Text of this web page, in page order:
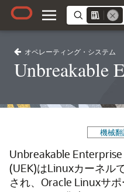
オペレーティング・システム
Unbreakable
機械
Unbreakable Enterprise
(UEK)はLinuxカーネル
され、Oracle Linuxサ